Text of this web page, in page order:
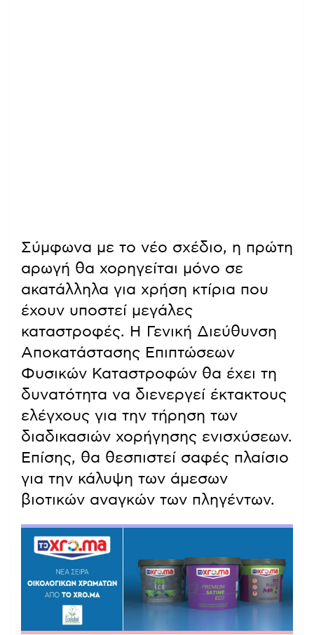
Σύμφωνα με το νέο σχέδιο, η πρώτη
αρωγή θα χορηγείται μόνο σε
ακατάλληλα για χρήση κτίρια που
έχουν υποστεί μεγάλες
καταστροφές. Η Γενική Διεύθυνση
Αποκατάστασης Επιπτώσεων
Φυσικών Καταστροφών θα έχει τη
δυνατότητα να διενεργεί έκτακτους
ελέγχους για την τήρηση των
διαδικασιών χορήγησης ενισχύσεων.
Επίσης, θα θεσπιστεί σαφές πλαίσιο
για την κάλυψη των άμεσων
βιοτικών αναγκών των πληγέντων.